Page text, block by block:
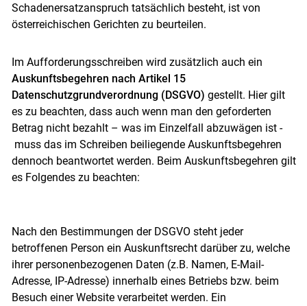
Skip to main content
Schadenersatzanspruch tatsächlich besteht, ist von
österreichischen Gerichten zu beurteilen.
Im Aufforderungsschreiben wird zusätzlich auch ein
Auskunftsbegehren nach Artikel 15
Datenschutzgrundverordnung (DSGVO) gestellt. Hier gilt
es zu beachten, dass auch wenn man den geforderten
Betrag nicht bezahlt – was im Einzelfall abzuwägen ist -
muss das im Schreiben beiliegende Auskunftsbegehren
dennoch beantwortet werden. Beim Auskunftsbegehren gilt
es Folgendes zu beachten:
Nach den Bestimmungen der DSGVO steht jeder
betroffenen Person ein Auskunftsrecht darüber zu, welche
ihrer personenbezogenen Daten (z.B. Namen, E-Mail-
Adresse, IP-Adresse) innerhalb eines Betriebs bzw. beim
Besuch einer Website verarbeitet werden. Ein